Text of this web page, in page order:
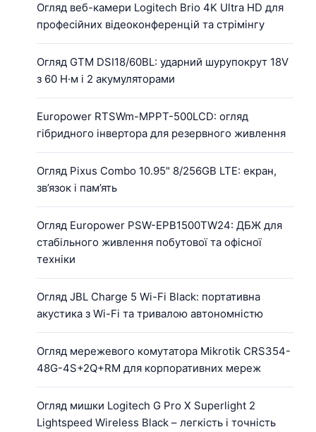
Огляд веб-камери Logitech Brio 4K Ultra HD для
професійних відеоконференцій та стрімінгу
Огляд GTM DSI18/60BL: ударний шурупокрут 18V
з 60 Н·м і 2 акумуляторами
Europower RTSWm-MPPT-500LCD: огляд
гібридного інвертора для резервного живлення
Огляд Pixus Combo 10.95" 8/256GB LTE: екран,
зв’язок і пам’ять
Огляд Europower PSW-EPB1500TW24: ДБЖ для
стабільного живлення побутової та офісної
техніки
Огляд JBL Charge 5 Wi-Fi Black: портативна
акустика з Wi-Fi та тривалою автономністю
Огляд мережевого комутатора Mikrotik CRS354-
48G-4S+2Q+RM для корпоративних мереж
Огляд мишки Logitech G Pro X Superlight 2
Lightspeed Wireless Black – легкість і точність